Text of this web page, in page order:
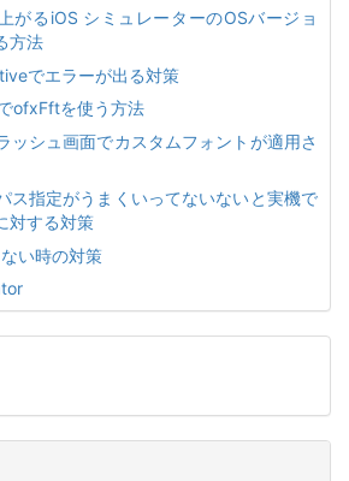
がるiOS シミュレーターのOSバージョ
方法
でエラーが出る対策
ofxFftを使う方法
ッシュ画面でカスタムフォントが適用さ
ス指定がうまくいってないないと実機で
対する対策
い時の対策